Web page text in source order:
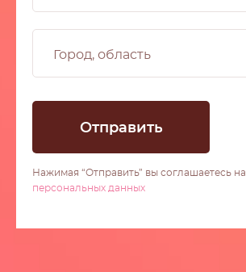
Нажимая “Отправить” вы соглашаетесь на
персональных данных